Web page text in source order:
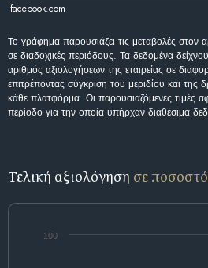
facebook.com
Το γράφημα παρουσιάζει τις μεταβολές στον
σε διαδοχικές περιόδους. Τα δεδομένα
αριθμός αξιολογήσεων της εταιρείας σε
επιτρέποντας σύγκριση του μεριδίου και
κάθε πλατφόρμα. Οι παρουσιαζόμενες τιμές
περίοδο για την οποία υπήρχαν διαθέσιμα
Τελική αξιολόγηση σε ποσοστό
100